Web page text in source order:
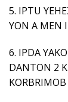
5. IPTU
YON A MEN
6. IPDA
DANTON 2
KORBRIMOB